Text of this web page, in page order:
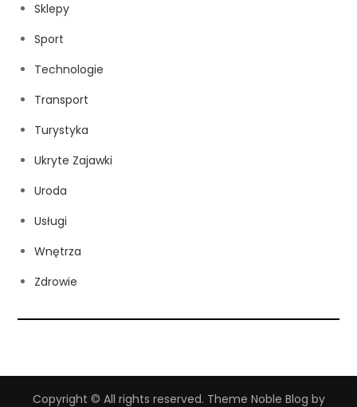
Sklepy
Sport
Technologie
Transport
Turystyka
Ukryte Zajawki
Uroda
Usługi
Wnętrza
Zdrowie
Copyright © All rights reserved. Theme Noble Blog by